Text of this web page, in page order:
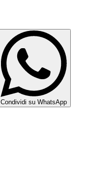
Condividi su WhatsApp